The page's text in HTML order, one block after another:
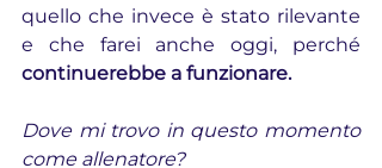
quello che invece è stato rilevante
continuerebbe a funzionare.
Dove mi trovo in questo momento
come allenatore?